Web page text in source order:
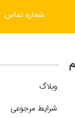
شماره تماس: 06142537436 - 09166452585
وبلاگ
شرایط مرجوعی